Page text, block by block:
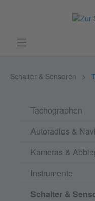
Schalter & Sensoren
Tachographen
Autoradios &
Kameras &
Instrumente
Schalter &